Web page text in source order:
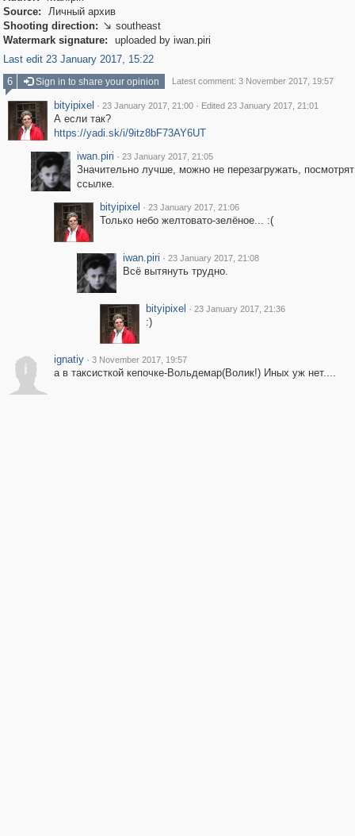
Source:
Личный архив
Shooting direction:  southeast
Watermark signature:
uploaded by iwan.piri
Last edit 23 January 2017, 15:22
6
Sign in to share your opinion Latest comment: 3 November 2017, 19:57
bityipixel · 23 January 2017, 21:00 · Edited 23 January 2017, 21:01
А если так?
https://yadi.sk/i/9itz8bF73AY6UT
iwan.piri · 23 January 2017, 21:05
Значительно лучше, можно не перезагружать,
ссылке.
bityipixel · 23 January 2017, 21:06
Только небо желтовато-зелёное... :(
iwan.piri · 23 January 2017, 21:08
Всё вытянуть трудно.
bityipixel · 23 January 2017, 21:36
:)
i
ignatiy · 3 November 2017, 19:57
а в таксисткой кепочке-Вольдемар(Волик!) Иных уж нет....